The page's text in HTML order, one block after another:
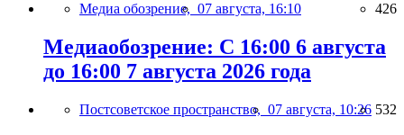
Медиа обозрение, 07 августа, 16:10 426
Медиаобозрение: С 16:00 6 августа
до 16:00 7 августа 2026 года
Постсоветское пространство, 07 августа, 10:26 532